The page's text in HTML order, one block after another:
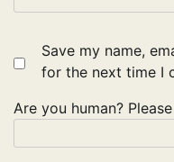
Save my name,
for the next time I
Are you human?